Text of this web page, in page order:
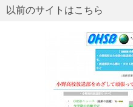
以前のサイトはこちら